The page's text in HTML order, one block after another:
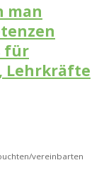
man
für
Lehrkräfte
vereinbarten